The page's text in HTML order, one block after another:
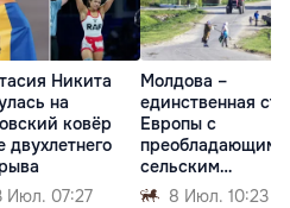
Никита
на
ковёр
двухлетнего
Июл. 07:27
Молдова –
единственная
Европы с
преобладающим
сельским
населением
8 Июл. 10:23